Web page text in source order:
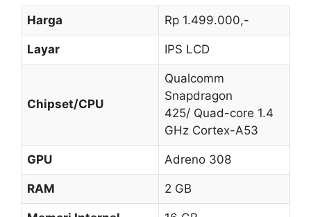
Harga Rp 1.499.000,-
Layar IPS LCD
Chipset/CPU
Qualcomm
Snapdragon
425/ Quad-core 1.4
GHz Cortex-A53
GPU Adreno 308
RAM 2 GB